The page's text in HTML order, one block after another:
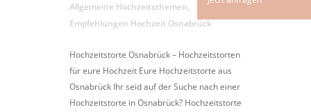
Allgemeine Hochzeitsthemen,
Empfehlungen Hochzeit Osnabrück
Hochzeitstorte Osnabrück – Hochzeitstorten
für eure Hochzeit Eure Hochzeitstorte aus
Osnabrück Ihr seid auf der Suche nach einer
Hochzeitstorte in Osnabrück? Hochzeitstorte